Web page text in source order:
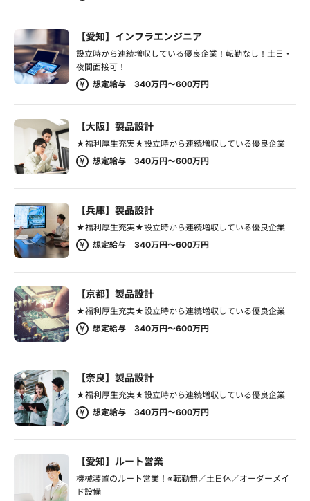
【愛知】インフラエンジニア
設立時から連続増収している優良企業！転勤なし！土日・
夜間面接可！
想定給与 340万円～600万円
【大阪】製品設計
★福利厚生充実★設立時から連続増収している優良企業
想定給与 340万円～600万円
【兵庫】製品設計
★福利厚生充実★設立時から連続増収している優良企業
想定給与 340万円～600万円
【京都】製品設計
★福利厚生充実★設立時から連続増収している優良企業
想定給与 340万円～600万円
【奈良】製品設計
★福利厚生充実★設立時から連続増収している優良企業
想定給与 340万円～600万円
【愛知】ルート営業
機械装置のルート営業！※転勤無／土日休／オーダーメイ
ド設備